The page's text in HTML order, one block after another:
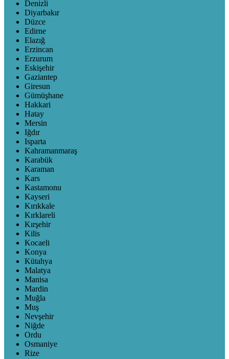
Denizli
Diyarbakır
Düzce
Edirne
Elazığ
Erzincan
Erzurum
Eskişehir
Gaziantep
Giresun
Gümüşhane
Hakkari
Hatay
Mersin
Iğdır
Isparta
Kahramanmaraş
Karabük
Karaman
Kars
Kastamonu
Kayseri
Kırıkkale
Kırklareli
Kırşehir
Kilis
Kocaeli
Konya
Kütahya
Malatya
Manisa
Mardin
Muğla
Muş
Nevşehir
Niğde
Ordu
Osmaniye
Rize